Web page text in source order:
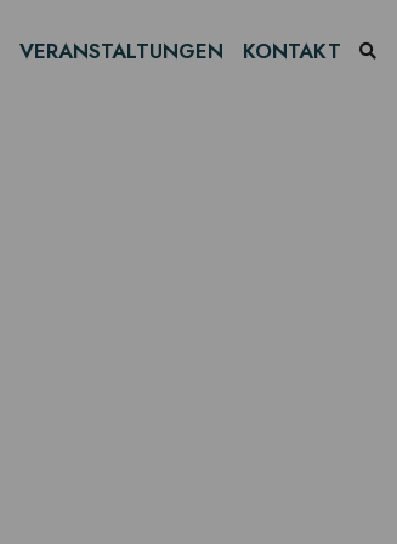
VERANSTALTUNGEN KONTAKT